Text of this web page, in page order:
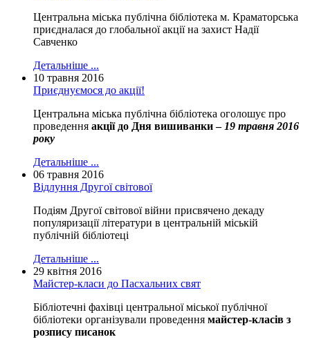
Центральна міська публічна бібліотека м. Краматорська
приєдналася до глобальної акції на захист Надії
Савченко
Детальніше ...
10 травня 2016
Приєднуємося до акції!
Центральна міська публічна бібліотека оголошує про
проведення акції до Дня вишиванки – 19 травня 2016
року
Детальніше ...
06 травня 2016
Відлуння Другої світової
Подіям Другої світової війни присвячено декаду
популяризації літератури в центральній міській
публічній бібліотеці
Детальніше ...
29 квітня 2016
Майстер-класи до Пасхальних свят
Бібліотечні фахівці центральної міської публічної
бібліотеки організували проведення майстер-класів з
розпису писанок